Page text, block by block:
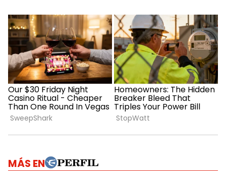
MÁS EN